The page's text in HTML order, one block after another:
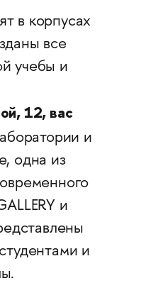
в корпусах
все
учебы и
12, вас
и
одна из
и
и